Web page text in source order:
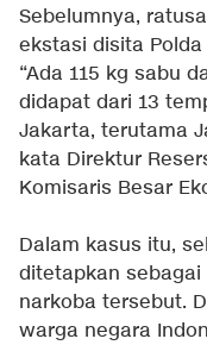
Sebelumnya,
ekstasi disita
“Ada 115 kg sabu
didapat dari 13
Jakarta, terutama
kata Direktur
Komisaris Besar
Dalam kasus itu,
ditetapkan
narkoba tersebut.
warga negara